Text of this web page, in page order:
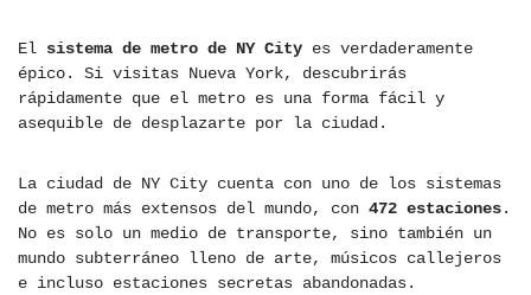
El sistema de metro de NY City es verdaderamente
épico. Si visitas Nueva York, descubrirás
rápidamente que el metro es una forma fácil y
asequible de desplazarte por la ciudad.
La ciudad de NY City cuenta con uno de los sistemas
de metro más extensos del mundo, con 472 estaciones.
No es solo un medio de transporte, sino también un
mundo subterráneo lleno de arte, músicos callejeros
e incluso estaciones secretas abandonadas.